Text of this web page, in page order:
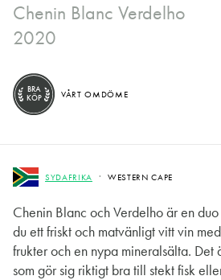
Chenin Blanc Verdelho
2020
SYDAFRIKA WESTERN CAPE
Chenin Blanc och Verdelho är en
du ett friskt och matvänligt vitt vin
frukter och en nypa mineralsälta. Det
som gör sig riktigt bra till stekt fisk
BRA
KÖP
VÅRT OMDÖME